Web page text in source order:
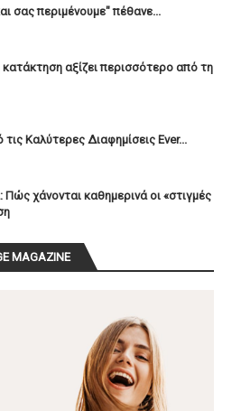
σας περιμένουμε" πέθανε...
αξίζει περισσότερο από τη
Καλύτερες Διαφημίσεις Ever...
Πώς χάνονται καθημερινά οι «στιγμές
MAGAZINE